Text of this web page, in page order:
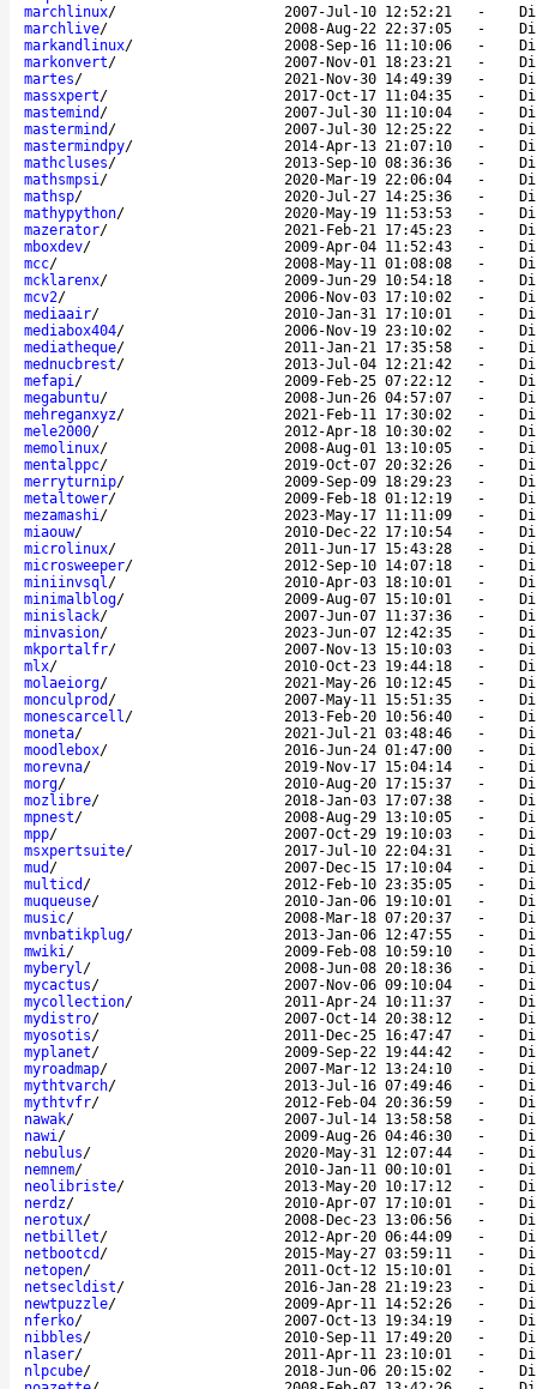
marchlinux/ 2007-Jul-10 12:52:21 -
marchlive/ 2008-Aug-22 22:37:05 -
markandlinux/ 2008-Sep-16 11:10:06 -
markonvert/ 2007-Nov-01 18:23:21 -
martes/ 2021-Nov-30 14:49:39 -
massxpert/ 2017-Oct-17 11:04:35 -
mastemind / 2007-Jul-30 11:10:04 -
mastermind / 2007-Jul-30 12:25:22 -
mastermindpy/ 2014-Apr-13 21:07:10 -
mathcluses/ 2013-Sep-10 08:36:36 -
mathsmpsi/ 2020-Mar-19 22:06:04 -
mathsp/ 2020-Jul-27 14:25:36 -
mathypython/ 2020-May-19 11:53:53 -
mazerator/ 2021-Feb-21 17:45:23 -
mboxdev/ 2009-Apr-04 11:52:43 -
mcc/ 2008-May-11 01:08:08 -
mcklarenx/ 2009-Jun-29 10:54:18 -
mcv2/ 2006-Nov-03 17:10:02 -
mediaair/ 2010-Jan-31 17:10:01 -
mediabox404/ 2006-Nov-19 23:10:02 -
mediatheque/ 2011-Jan-21 17:35:58 -
mednucbrest/ 2013-Jul-04 12:21:42 -
mefapi/ 2009-Feb-25 07:22:12 -
megabuntu/ 2008-Jun-26 04:57:07 -
mehreganxyz/ 2021-Feb-11 17:30:02 -
mele2000/ 2012-Apr-18 10:30:02 -
memolinux/ 2008-Aug-01 13:10:05 -
mentalppc/ 2019-Oct-07 20:32:26 -
merryturnip/ 2009-Sep-09 18:29:23 -
metaltower/ 2009-Feb-18 01:12:19 -
mezamashi/ 2023-May-17 11:11:09 -
miaouw/ 2010-Dec-22 17:10:54 -
microlinux/ 2011-Jun-17 15:43:28 -
microsweeper/ 2012-Sep-10 14:07:18 -
miniinvsql/ 2010-Apr-03 18:10:01 -
minimalblog/ 2009-Aug-07 15:10:01 -
minislack/ 2007-Jun-07 11:37:36 -
minvasion/ 2023-Jun-07 12:42:35 -
mkportalfr/ 2007-Nov-13 15:10:03 -
mlx/ 2010-Oct-23 19:44:18 -
molaeiorg/ 2021-May-26 10:12:45 -
monculprod / 2007-May-11 15:51:35 -
monescarcell/ 2013-Feb-20 10:56:40 -
moneta/ 2021-Jul-21 03:48:46 -
moodlebox/ 2016-Jun-24 01:47:00 -
morevna/ 2019-Nov-17 15:04:14 -
morg/ 2010-Aug-20 17:15:37 -
mozlibre/ 2018-Jan-03 17:07:38 -
mpnest/ 2008-Aug-29 13:10:05 -
mpp/ 2007-Oct-29 19:10:03 -
msxpertsuite/ 2017-Jul-10 22:04:31 -
mud / 2007-Dec-15 17:10:04 -
multicd / 2012-Feb-10 23:35:05 -
muqueuse/ 2010-Jan-06 19:10:01 -
music/ 2008-Mar-18 07:20:37 -
mvnbatikplug/ 2013-Jan-06 12:47:55 -
mwiki/ 2009-Feb-08 10:59:10 -
myberyl/ 2008-Jun-08 20:18:36 -
mycactus/ 2007-Nov-06 09:10:04 -
mycollection/ 2011-Apr-24 10:11:37 -
mydistro/ 2007-Oct-14 20:38:12 -
myosotis/ 2011-Dec-25 16:47:47 -
myplanet/ 2009-Sep-22 19:44:42 -
myroadmap/ 2007-Mar-12 13:24:10 -
mythtvarch/ 2013-Jul-16 07:49:46 -
mythtvfr/ 2012-Feb-04 20:36:59 -
nawak/ 2007-Jul-14 13:58:58 -
nawi/ 2009-Aug-26 04:46:30 -
nebulus/ 2020-May-31 12:07:44 -
nemnem/ 2010-Jan-11 00:10:01 -
neolibriste/ 2013-May-20 10:17:12 -
nerdz/ 2010-Apr-07 17:10:01 -
nerotux/ 2008-Dec-23 13:06:56 -
netbillet/ 2012-Apr-20 06:44:09 -
netbootcd / 2015-May-27 03:59:11 -
netopen/ 2011-Oct-12 15:10:01 -
netsecldist/ 2016-Jan-28 21:19:23 -
newtpuzzle/ 2009-Apr-11 14:52:26 -
nferko/ 2007-Oct-13 19:34:19 -
nibbles/ 2010-Sep-11 17:49:20 -
nlaser/ 2011-Apr-11 23:10:01 -
nlpcube/ 2018-Jun-06 20:15:02 -